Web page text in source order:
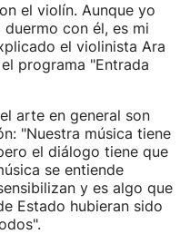
el violín. Aunque yo
con él, es mi
el violinista Ara
programa "Entrada
arte en general son
"Nuestra música tiene
el diálogo tiene que
se entiende
y es algo que
Estado hubieran sido